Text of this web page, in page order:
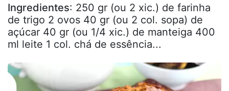
Ingredientes: 250 gr (ou 2 xic.) de farinha
de trigo 2 ovos 40 gr (ou 2 col. sopa) de
açúcar 40 gr (ou 1/4 xic.) de manteiga 400
ml leite 1 col. chá de essência...